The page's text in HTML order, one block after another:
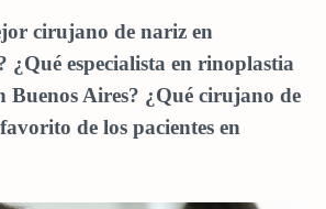
cirujano de nariz en
¿Qué especialista en rinoplastia
Buenos Aires? ¿Qué cirujano de
de los pacientes en